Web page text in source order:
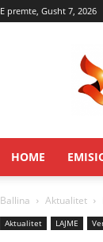
E premte, Gusht 7, 2026
HOME
Ballina Aktualitet
Aktualitet LAJME